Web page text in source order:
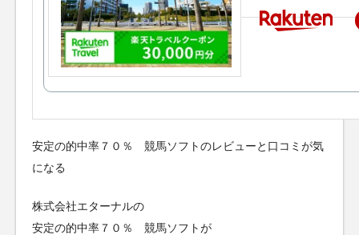
安定の的中率７０％ 競馬ソフトのレビューと口コミが気
になる
株式会社エターナルの
安定の的中率７０％ 競馬ソフトが